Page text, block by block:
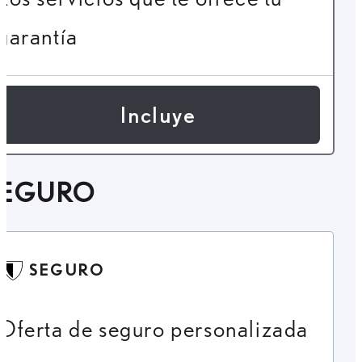
Incluye
SEGURO
de seguro personalizada